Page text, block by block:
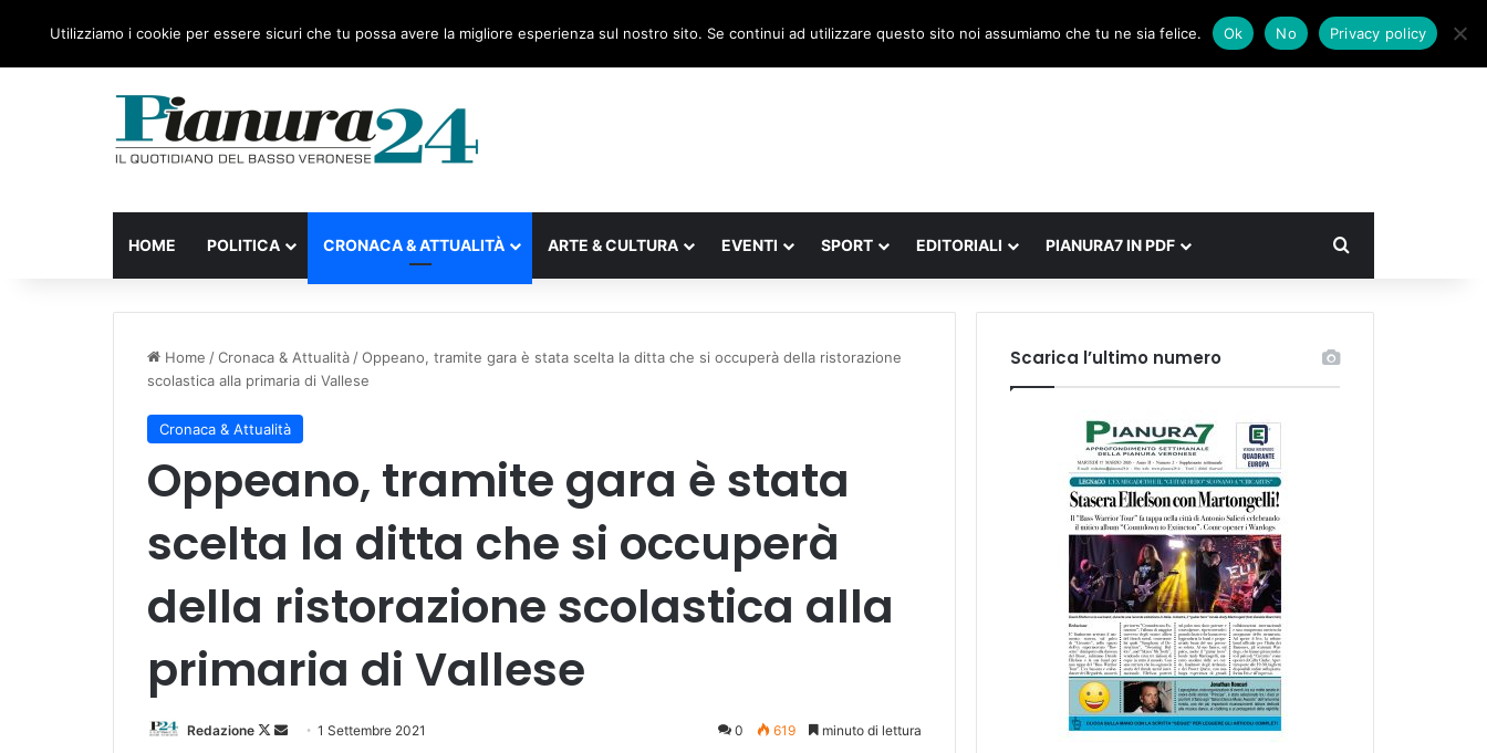
Facebook
X Instagram
AccediUn articolo a caso
Barra laterale
HOME POLITICA CRONACA & ATTUALITÀ ARTE & CULTURA EVENTI SPORT EDITORIALI PIANURA7 IN PDF Cerca
Home /Cronaca & Attualità /Oppeano, tramite gara è stata scelta la ditta che si occuperà della ristorazione
scolastica alla primaria di Vallese
Cronaca & Attualità
Oppeano, tramite gara è stata
scelta la ditta che si occuperà
della ristorazione scolastica alla
primaria di Vallese
Redazione
Follow
Invia 1 Settembre 2021 0 619 minuto di lettura
Scarica l’ultimo numero
Utilizziamo i cookie per essere sicuri che tu possa avere la migliore esperienza sul nostro sito. Se continui ad utilizzare questo sito noi assumiamo che tu ne sia felice. Ok No Privacy policy